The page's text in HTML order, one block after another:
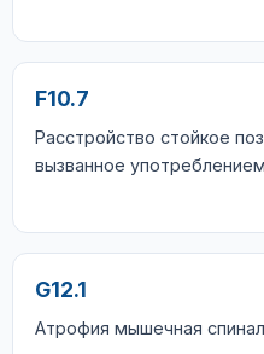
F10.7
Расстройство стойкое
вызванное
G12.1
Атрофия мышечная